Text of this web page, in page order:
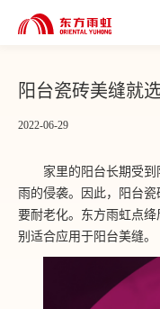
阳台瓷砖美缝就
2022-06-29
家里的阳台长期受
雨的侵袭。因此，阳台
要耐老化。东方雨虹点
别适合应用于阳台美缝。